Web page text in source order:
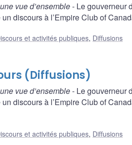
vue d’ensemble- Le gouverneur
discours à l’Empire Club of
et activités publiques, Diffusions
(Diffusions)
vue d’ensemble- Le gouverneur
discours à l’Empire Club of
et activités publiques, Diffusions